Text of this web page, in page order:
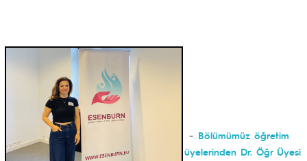
- Bölümümüz öğretim
üyelerinden Dr. Öğr Üyesi